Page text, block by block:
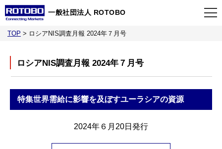
一般社団法人 ROTOBO
当会について
TOP > ロシアNIS調査月報 2024年７月号
ロシアNIS調査月報 2024年７月号
特集世界需給に影響を及ぼすユーラシアの資源
2024年６月20日発行